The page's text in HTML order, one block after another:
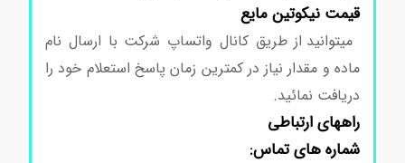
قیمتنیکوتین مایع
میتوانید از طریق کانال واتساپ شرکت با ارسال نام
ماده و مقدار نیاز در کمترین زمان پاسخ استعلام خود را
دریافت نمائید.
راههای ارتباطی
شماره های تماس: